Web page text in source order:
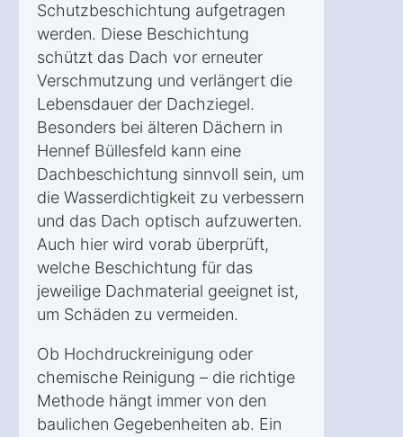
Schutzbeschichtung aufgetragen
werden. Diese Beschichtung
schützt das Dach vor erneuter
Verschmutzung und verlängert die
Lebensdauer der Dachziegel.
Besonders bei älteren Dächern in
Hennef Büllesfeld kann eine
Dachbeschichtung sinnvoll sein, um
die Wasserdichtigkeit zu verbessern
und das Dach optisch aufzuwerten.
Auch hier wird vorab überprüft,
welche Beschichtung für das
jeweilige Dachmaterial geeignet ist,
um Schäden zu vermeiden.
Ob Hochdruckreinigung oder
chemische Reinigung – die richtige
Methode hängt immer von den
baulichen Gegebenheiten ab. Ein